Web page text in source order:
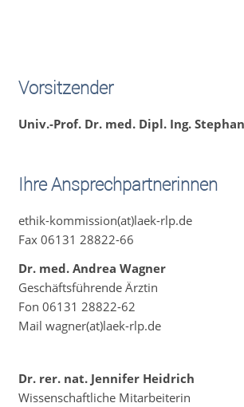
Vorsitzender
Univ.-Prof. Dr. med. Dipl. Ing.
Ihre Ansprechpartnerinnen
ethik-kommission(at)laek-rlp.de
Fax 06131 28822-66
Dr. med. Andrea Wagner
Geschäftsführende Ärztin
Fon 06131 28822-62
Mail wagner(at)laek-rlp.de
Dr. rer. nat. Jennifer Heidrich
Wissenschaftliche Mitarbeiterin